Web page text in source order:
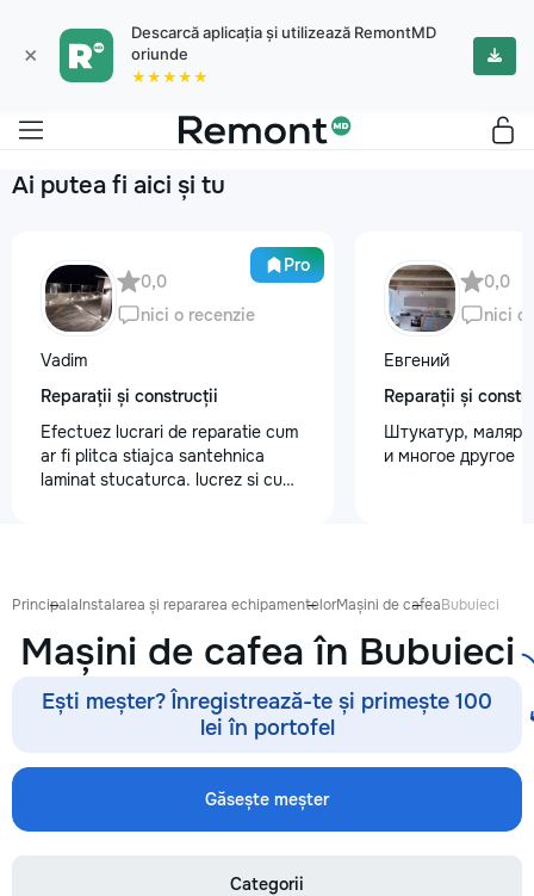
×
Descarcă aplicația și utilizează RemontMD
oriunde
★★★★★
Ai putea fi aici și tu
Pro
0,0
nici o recenzie
Vadim
Reparații și construcții
Efectuez lucrari de reparatie cum
ar fi plitca stiajca santehnica
laminat stucaturca. lucrez si cu
0,0
nici o
Евгений
Reparații și
Штукатур, маляр ,
и многое другое
PrincipalaInstalarea și repararea echipamentelorMașini de cafeaBubuieci
Mașini de cafea în Bubuieci
Ești meșter? Înregistrează-te și primește 100
lei în portofel
Găsește meșter
Categorii